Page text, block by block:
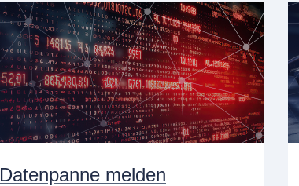
Datenpanne melden